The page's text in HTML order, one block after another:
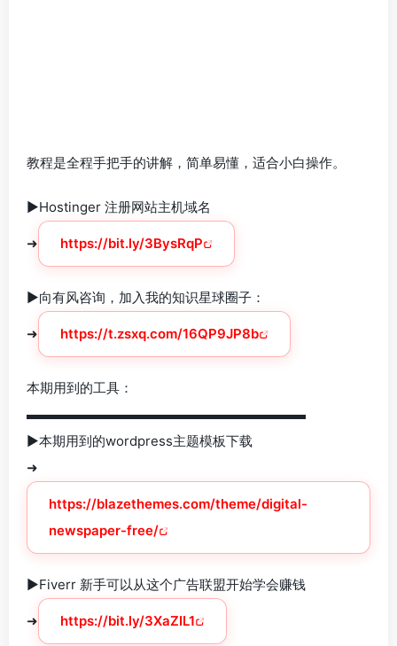
教程是全程手把手的讲解，简单易懂，适合小白操作。
►Hostinger 注册网站主机域名
➜ https://bit.ly/3BysRqP
►向有风咨询，加入我的知识星球圈子：
➜ https://t.zsxq.com/16QP9JP8b
本期用到的工具：
▬▬▬▬▬▬▬▬▬▬▬▬▬▬▬▬▬▬▬▬▬
►本期用到的wordpress主题模板下载
➜
https://blazethemes.com/theme/digital-
newspaper-free/
►Fiverr 新手可以从这个广告联盟开始学会赚钱
➜ https://bit.ly/3XaZIL1